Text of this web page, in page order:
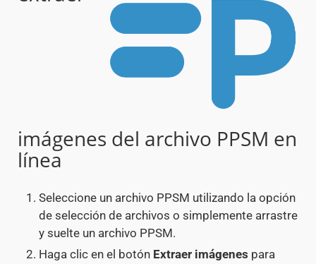
imágenes del archivo PPSM en
línea
Seleccione un archivo PPSM utilizando la opción
de selección de archivos o simplemente arrastre
y suelte un archivo PPSM.
Haga clic en el botón Extraer imágenes para